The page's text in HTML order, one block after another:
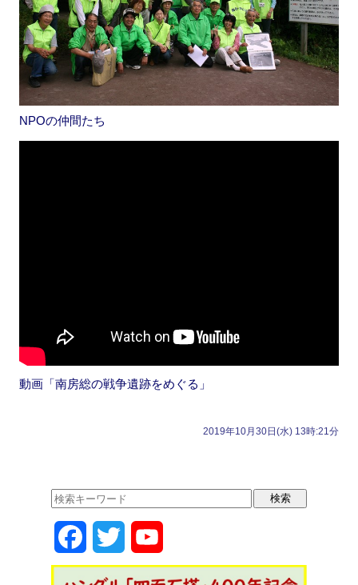
NPOの仲間たち
動画「南房総の戦争遺跡をめぐる」
2019年10月30日(水) 13時:21分
a w o